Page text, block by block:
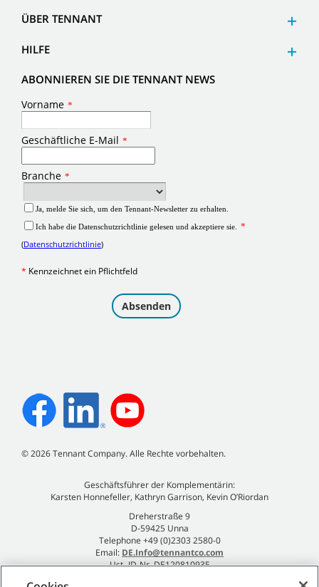
ÜBER TENNANT
HILFE
ABONNIEREN SIE DIE TENNANT NEWS
©2026Tennant Company. Alle Rechte vorbehalten.
Geschäftsführer der Komplementärin:
Karsten Honnefeller, Kathryn Garrison, Kevin O’Riordan
Dreherstraße 9
D-59425 Unna
Telephone +49 (0)2303 2580-0
Email: DE.Info@tennantco.com
Ust.-ID-Nr. DE120810935